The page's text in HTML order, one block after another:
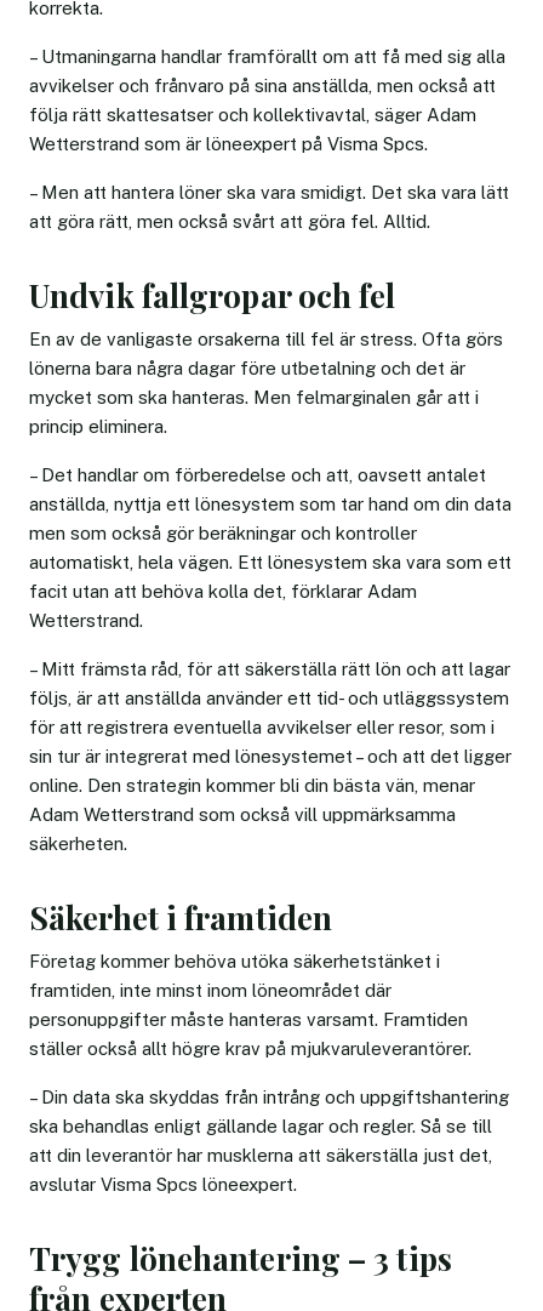
korrekta.
– Utmaningarna handlar framförallt om att få med sig alla
avvikelser och frånvaro på sina anställda, men också att
följa rätt skattesatser och kollektivavtal, säger Adam
Wetterstrand som är löneexpert på Visma Spcs.
– Men att hantera löner ska vara smidigt. Det ska vara lätt
att göra rätt, men också svårt att göra fel. Alltid.
Undvik fallgropar och fel
En av de vanligaste orsakerna till fel är stress. Ofta görs
lönerna bara några dagar före utbetalning och det är
mycket som ska hanteras. Men felmarginalen går att i
princip eliminera.
– Det handlar om förberedelse och att, oavsett antalet
anställda, nyttja ett lönesystem som tar hand om din data
men som också gör beräkningar och kontroller
automatiskt, hela vägen. Ett lönesystem ska vara som ett
facit utan att behöva kolla det, förklarar Adam
Wetterstrand.
– Mitt främsta råd, för att säkerställa rätt lön och att lagar
följs, är att anställda använder ett tid- och utläggssystem
för att registrera eventuella avvikelser eller resor, som i
sin tur är integrerat med lönesystemet – och att det ligger
online. Den strategin kommer bli din bästa vän, menar
Adam Wetterstrand som också vill uppmärksamma
säkerheten.
Säkerhet i framtiden
Företag kommer behöva utöka säkerhetstänket i
framtiden, inte minst inom löneområdet där
personuppgifter måste hanteras varsamt. Framtiden
ställer också allt högre krav på mjukvaruleverantörer.
– Din data ska skyddas från intrång och uppgiftshantering
ska behandlas enligt gällande lagar och regler. Så se till
att din leverantör har musklerna att säkerställa just det,
avslutar Visma Spcs löneexpert.
Trygg lönehantering – 3 tips
från experten